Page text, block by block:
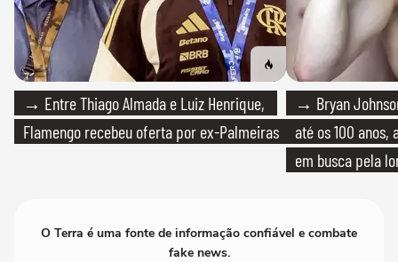
→ Entre Thiago Almada e Luiz Henrique,
Flamengo recebeu oferta por ex-Palmeiras
→ Bryan
até os 100
em busca pela
O Terra é uma fonte de informação confiável e combate
fake news.